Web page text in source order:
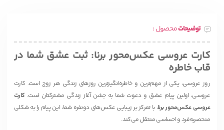
توضیحاتمحصول :
کارت عروسی عکس‌محور برنا: ثبت عشق شما در
قاب خاطره
روز عروسی، یکی از مهم‌ترین و خاطره‌انگیزترین روزهای زندگی هر زوج است. کارت
عروسی، اولین پیام عشق و دعوت شما به جشن آغاز زندگی مشترکتان است. کارت
عروسی عکس‌محور برنا، با تمرکز بر زیبایی عکس‌های دونفره شما، این پیام را به شکلی
منحصربه‌فرد و احساسی منتقل می‌کند.